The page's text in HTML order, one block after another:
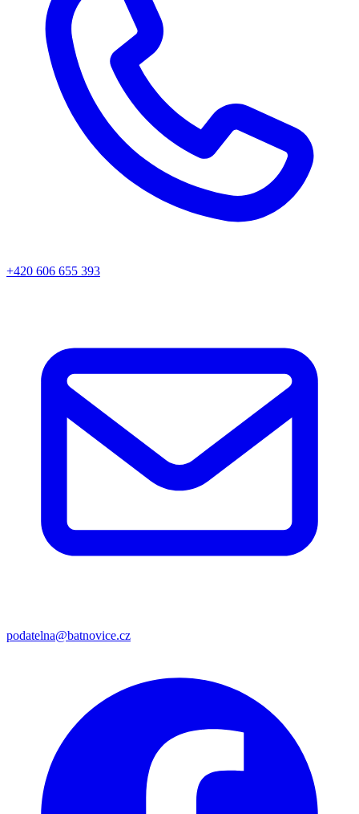
+420 606 655 393
podatelna@batnovice.cz